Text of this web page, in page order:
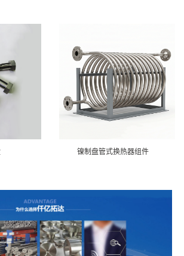
镍制盘管式换热器组件